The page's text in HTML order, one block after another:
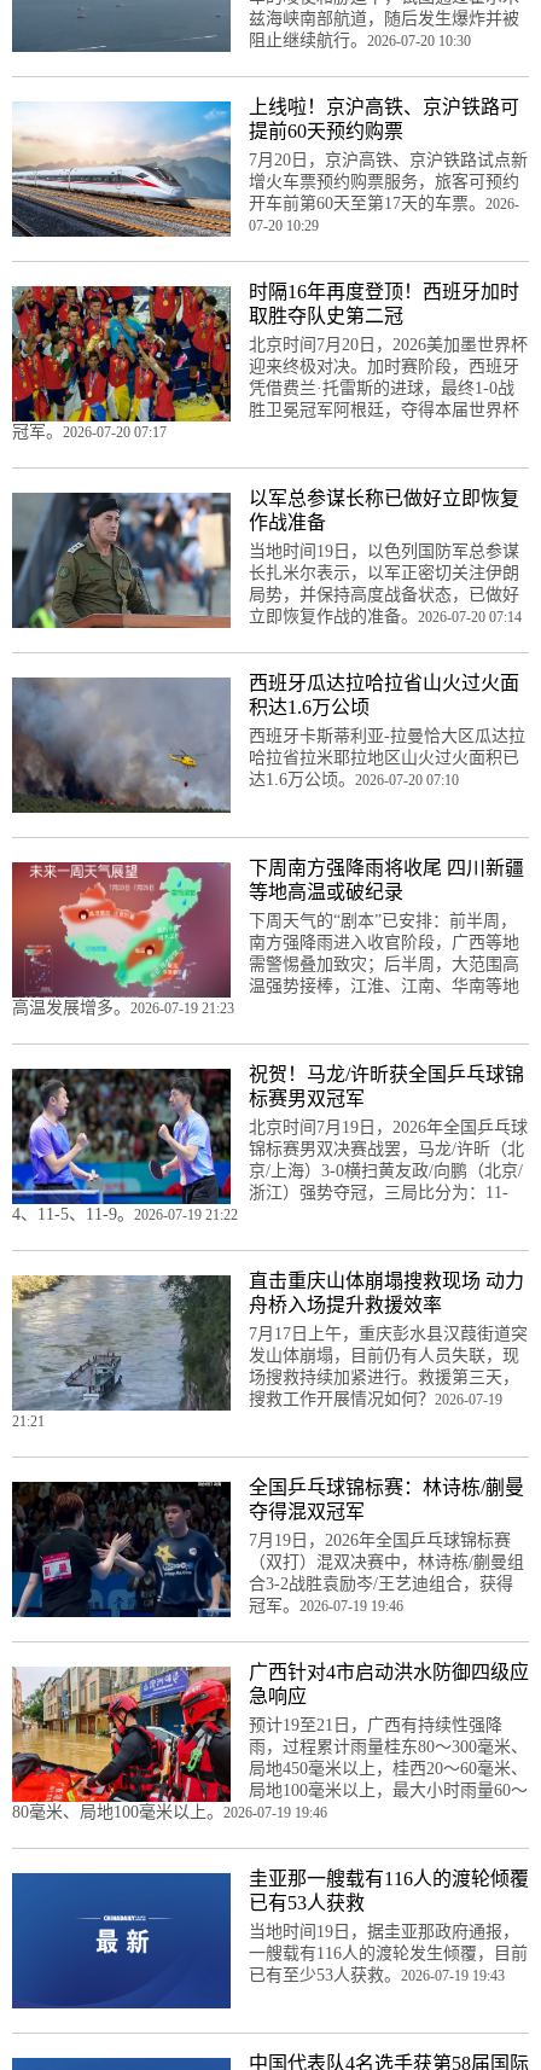
兹海峡南部航道，随后发生爆炸并被
阻止继续航行。 2026-07-20 10:30
上线啦！京沪高铁、京沪铁路可
提前60天预约购票
7月20日，京沪高铁、京沪铁路试点新
增火车票预约购票服务，旅客可预约
开车前第60天至第17天的车票。 2026-
07-20 10:29
时隔16年再度登顶！西班牙加时
取胜夺队史第二冠
北京时间7月20日，2026美加墨世界杯
迎来终极对决。加时赛阶段，西班牙
凭借费兰·托雷斯的进球，最终1-0战
胜卫冕冠军阿根廷，夺得本届世界杯
冠军。 2026-07-20 07:17
以军总参谋长称已做好立即恢复
作战准备
当地时间19日，以色列国防军总参谋
长扎米尔表示，以军正密切关注伊朗
局势，并保持高度战备状态，已做好
立即恢复作战的准备。 2026-07-20 07:14
西班牙瓜达拉哈拉省山火过火面
积达1.6万公顷
西班牙卡斯蒂利亚-拉曼恰大区瓜达拉
哈拉省拉米耶拉地区山火过火面积已
达1.6万公顷。 2026-07-20 07:10
下周南方强降雨将收尾 四川新疆
等地高温或破纪录
下周天气的“剧本”已安排：前半周，
南方强降雨进入收官阶段，广西等地
需警惕叠加致灾；后半周，大范围高
温强势接棒，江淮、江南、华南等地
高温发展增多。 2026-07-19 21:23
祝贺！马龙/许昕获全国乒乓球锦
标赛男双冠军
北京时间7月19日，2026年全国乒乓球
锦标赛男双决赛战罢，马龙/许昕（北
京/上海）3-0横扫黄友政/向鹏（北京/
浙江）强势夺冠，三局比分为：11-
4、11-5、11-9。 2026-07-19 21:22
直击重庆山体崩塌搜救现场 动力
舟桥入场提升救援效率
7月17日上午，重庆彭水县汉葭街道突
发山体崩塌，目前仍有人员失联，现
场搜救持续加紧进行。救援第三天，
搜救工作开展情况如何？ 2026-07-19
21:21
全国乒乓球锦标赛：林诗栋/蒯曼
夺得混双冠军
7月19日，2026年全国乒乓球锦标赛
（双打）混双决赛中，林诗栋/蒯曼组
合3-2战胜袁励岑/王艺迪组合，获得
冠军。 2026-07-19 19:46
广西针对4市启动洪水防御四级应
急响应
预计19至21日，广西有持续性强降
雨，过程累计雨量桂东80～300毫米、
局地450毫米以上，桂西20～60毫米、
局地100毫米以上，最大小时雨量60～
80毫米、局地100毫米以上。 2026-07-19 19:46
圭亚那一艘载有116人的渡轮倾覆
已有53人获救
当地时间19日，据圭亚那政府通报，
一艘载有116人的渡轮发生倾覆，目前
已有至少53人获救。 2026-07-19 19:43
中国代表队4名选手获第58届国际